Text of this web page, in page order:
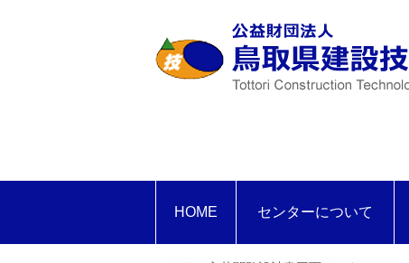
HOME センターについて